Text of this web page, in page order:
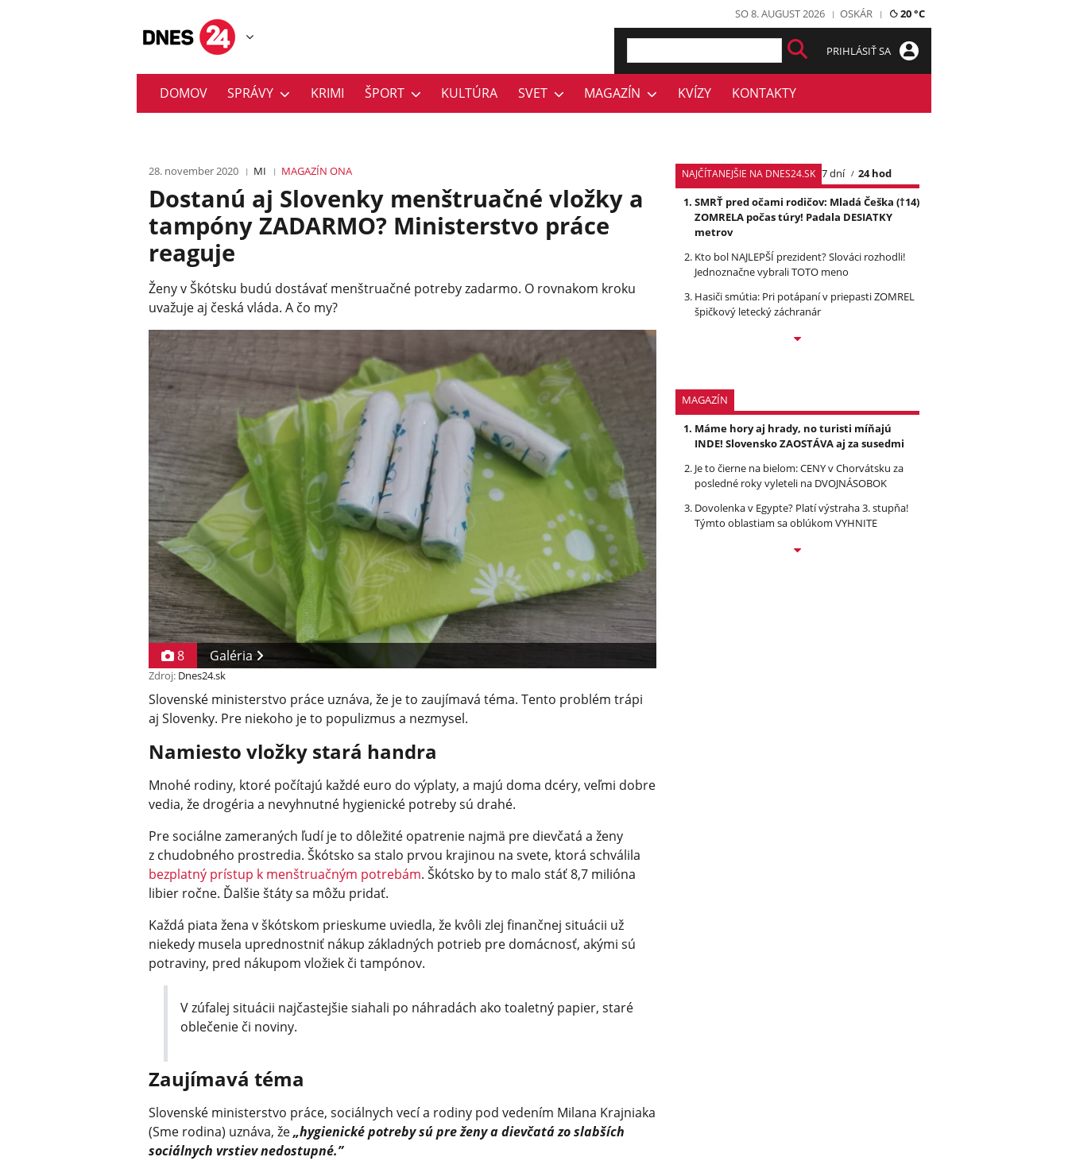
SO 8. AUGUST 2026 OSKÁR 20 °C
PRIHLÁSIŤ SA
DOMOV SPRÁVY KRIMI ŠPORT KULTÚRA SVET MAGAZÍN KVÍZY KONTAKTY
28. november 2020 MI MAGAZÍN ONA
Dostanú aj Slovenky menštruačné vložky a
tampóny ZADARMO? Ministerstvo práce
reaguje
Ženy v Škótsku budú dostávať menštruačné potreby zadarmo. O rovnakom kroku
uvažuje aj česká vláda. A čo my?
8 Galéria
Zdroj: Dnes24.sk
Slovenské ministerstvo práce uznáva, že je to zaujímavá téma. Tento problém trápi
aj Slovenky. Pre niekoho je to populizmus a nezmysel.
Namiesto vložky stará handra
Mnohé rodiny, ktoré počítajú každé euro do výplaty, a majú doma dcéry, veľmi dobre
vedia, že drogéria a nevyhnutné hygienické potreby sú drahé.
Pre sociálne zameraných ľudí je to dôležité opatrenie najmä pre dievčatá a ženy
z chudobného prostredia. Škótsko sa stalo prvou krajinou na svete, ktorá schválila
bezplatný prístup k menštruačným potrebám. Škótsko by to malo stáť 8,7 milióna
libier ročne. Ďalšie štáty sa môžu pridať.
Každá piata žena v škótskom prieskume uviedla, že kvôli zlej finančnej situácii už
niekedy musela uprednostniť nákup základných potrieb pre domácnosť, akými sú
potraviny, pred nákupom vložiek či tampónov.
V zúfalej situácii najčastejšie siahali po náhradách ako toaletný papier, staré
oblečenie či noviny.
Zaujímavá téma
Slovenské ministerstvo práce, sociálnych vecí a rodiny pod vedením Milana Krajniaka
(Sme rodina) uznáva, že„hygienické potreby sú pre ženy a dievčatá zo slabších
sociálnych vrstiev nedostupné.”
NAJČÍTANEJŠIE NA DNES24.SK 7 dní
24 hod
SMRŤ pred očami rodičov: Mladá Češka (†14)
ZOMRELA počas túry! Padala DESIATKY
metrov
Kto bol NAJLEPŠÍ prezident? Slováci rozhodli!
Jednoznačne vybrali TOTO meno
Hasiči smútia: Pri potápaní v priepasti ZOMREL
špičkový letecký záchranár
MAGAZÍN
Máme hory aj hrady, no turisti míňajú
INDE! Slovensko ZAOSTÁVA aj za susedmi
Je to čierne na bielom: CENY v Chorvátsku za
posledné roky vyleteli na DVOJNÁSOBOK
Dovolenka v Egypte? Platí výstraha 3. stupňa!
Týmto oblastiam sa oblúkom VYHNITE